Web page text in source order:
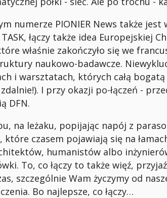
numerze PIONIER News także
łączy także idea Europejskiej
właśnie zakończyło się we
naukowo-badawcze.
i warsztatach, których całą
zdalnie!). I przy okazji po-łączeń -
DFN.
na leżaku, popijając napój z
które czasem pojawiają się na
humanistów albo
To, co łączy to także więź,
szczególnie Wam życzymy od
Bo najlepsze, co łączy…